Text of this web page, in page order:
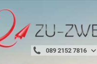
089 2152 7816